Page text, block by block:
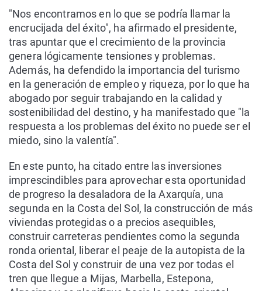
"Nos encontramos en lo que se podría llamar la
encrucijada del éxito", ha afirmado el presidente,
tras apuntar que el crecimiento de la provincia
genera lógicamente tensiones y problemas.
Además, ha defendido la importancia del turismo
en la generación de empleo y riqueza, por lo que ha
abogado por seguir trabajando en la calidad y
sostenibilidad del destino, y ha manifestado que "la
respuesta a los problemas del éxito no puede ser el
miedo, sino la valentía".
En este punto, ha citado entre las inversiones
imprescindibles para aprovechar esta oportunidad
de progreso la desaladora de la Axarquía, una
segunda en la Costa del Sol, la construcción de más
viviendas protegidas o a precios asequibles,
construir carreteras pendientes como la segunda
ronda oriental, liberar el peaje de la autopista de la
Costa del Sol y construir de una vez por todas el
tren que llegue a Mijas, Marbella, Estepona,